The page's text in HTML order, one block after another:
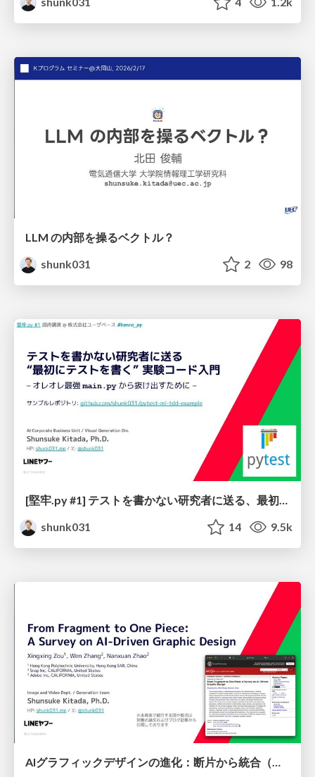
LLM の内部を操るベクトル？
shunk031
2 98
[堅牢.py #1] テストを書かない研究者に送る、最初にテストを書く実験コード入門 / Let's start your ML project by writing tests
shunk031
14 9.5k
AIグラフィックデザインの進化：断片から統合（One Piece）へ / From Fragment to One Piece: A Survey on AI-Driven Graphic Design